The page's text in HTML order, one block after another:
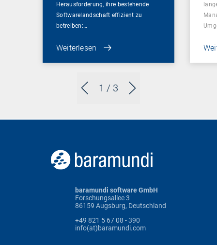
1 / 3
Herausforderung, ihre bestehende
Softwarelandschaft effizient zu
betreiben:…
Weiterlesen
baramundi software GmbH
Forschungsallee 3
86159 Augsburg, Deutschland
+49 821 5 67 08 - 390
info(at)baramundi.com